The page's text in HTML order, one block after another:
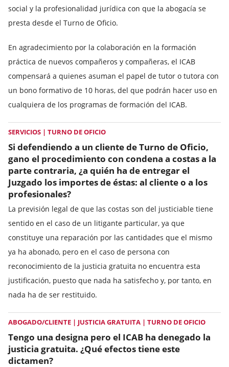
social y la profesionalidad jurídica con que la abogacía se
presta desde el Turno de Oficio.
En agradecimiento por la colaboración en la formación
práctica de nuevos compañeros y compañeras, el ICAB
compensará a quienes asuman el papel de tutor o tutora con
un bono formativo de 10 horas, del que podrán hacer uso en
cualquiera de los programas de formación del ICAB.
SERVICIOS | TURNO DE OFICIO
Si defendiendo a un cliente de Turno de Oficio,
gano el procedimiento con condena a costas a la
parte contraria, ¿a quién ha de entregar el
Juzgado los importes de éstas: al cliente o a los
profesionales?
La previsión legal de que las costas son del justiciable tiene
sentido en el caso de un litigante particular, ya que
constituye una reparación por las cantidades que el mismo
ya ha abonado, pero en el caso de persona con
reconocimiento de la justicia gratuita no encuentra esta
justificación, puesto que nada ha satisfecho y, por tanto, en
nada ha de ser restituido.
ABOGADO/CLIENTE | JUSTICIA GRATUITA | TURNO DE OFICIO
Tengo una designa pero el ICAB ha denegado la
justicia gratuita. ¿Qué efectos tiene este
dictamen?